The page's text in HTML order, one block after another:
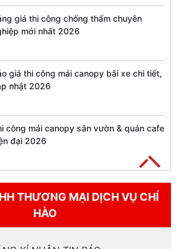
giá thi công chống thấm chuyên
mới nhất 2026
giá thi công mái canopy bãi xe chi tiết,
nhật 2026
công mái canopy sân vườn & quán cafe
đại 2026
THƯƠNG MẠI DỊCH VỤ CHÍ
HÀO